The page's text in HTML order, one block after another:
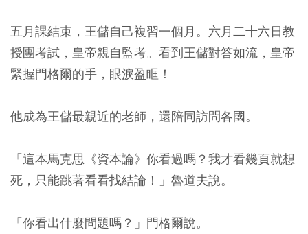
五月課結束，王儲自己複習一個月。六月二十六日教
授團考試，皇帝親自監考。看到王儲對答如流，皇帝
緊握門格爾的手，眼淚盈眶！
他成為王儲最親近的老師，還陪同訪問各國。
「這本馬克思《資本論》你看過嗎？我才看幾頁就想
死，只能跳著看看找結論！」魯道夫說。
「你看出什麼問題嗎？」門格爾說。